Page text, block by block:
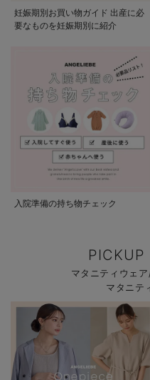
妊娠期別お買い物ガイド 出産に必
要なものを妊娠期別に紹介
入院準備の持ち物チェック
PICKUP
マタニティウェ
マタニテ